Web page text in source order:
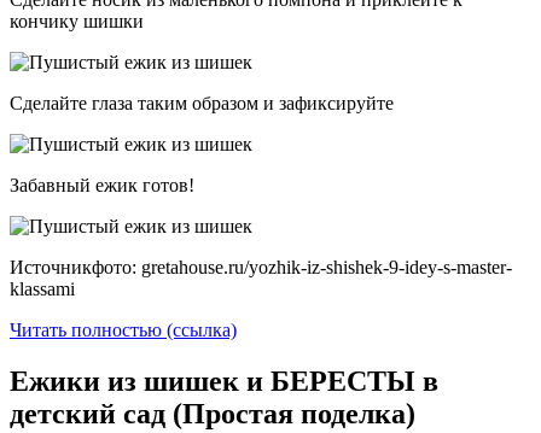
кончику шишки
Сделайте глаза таким образом и зафиксируйте
Забавный ежик готов!
Источникфото: gretahouse.ru/yozhik-iz-shishek-9-idey-s-master-
klassami
Читать полностью (ссылка)
Ежики из шишек и БЕРЕСТЫ в
детский сад (Простая поделка)